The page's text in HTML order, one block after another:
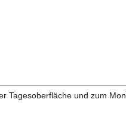
Tagesoberfläche und zum